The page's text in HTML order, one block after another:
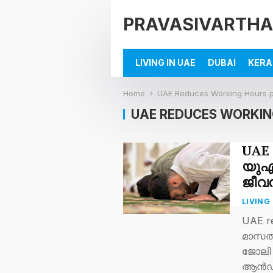
PRAVASIVARTHA
LIVING IN UAE DUBAI
Home UAE Reduces Working Hours
UAE REDUCES
LIVING
UAE
ആൻഡ്